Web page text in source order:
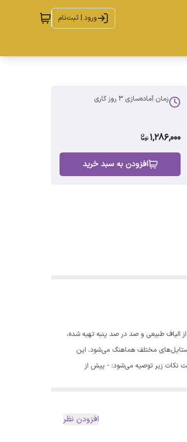
ورود | ثبت‌نام
زمان آماده‌سازی 3 روز کاری
1,286,000
افزودن به سبد خرید
الیاف طبیعی و صد در صد پنبه تهیه شده،
مختلف هماهنگ می‌شود. این
نکات زیر توصیه می‌شود: - پیش از
افزودن نظر